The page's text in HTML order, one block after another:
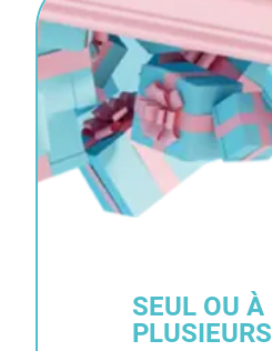
SEUL OU À
PLUSIEURS